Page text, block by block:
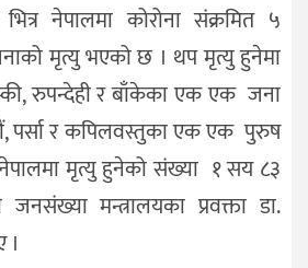
नेपालमा कोरोना संक्रमित ५
मृत्यु भएको छ । थप मृत्यु हुनेमा
रुपन्देही र बाँकेका एक एक जना
पर्सा र कपिलवस्तुका एक एक पुरुष
मृत्यु हुनेको संख्या १ सय ८३
मन्त्रालयका प्रवक्ता डा.
।